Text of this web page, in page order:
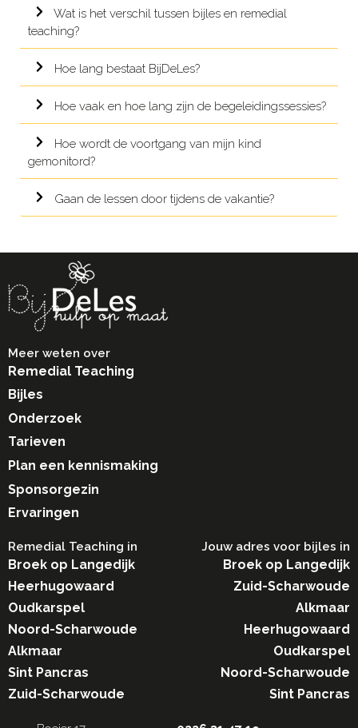
Wat is het verschil tussen bijles en remedial
teaching?
Hoe lang bestaat BijDeLes?
Hoe vaak en hoe lang zijn de begeleidingssessies?
Hoe wordt de voortgang van mijn kind
gemonitord?
Gaan de lessen door tijdens de vakantie?
Meer weten over
Remedial Teaching
Bijles
Onderzoek
Tarieven
Plan een kennismaking
Sponsorgezin
Ervaringen
Remedial Teaching in​
Broek op Langedijk
Heerhugowaard
Oudkarspel
Noord-Scharwoude
Alkmaar
Sint Pancras
Zuid-Scharwoude
Jouw adres voor bijles in
Broek op Langedijk
Zuid-Scharwoude
Alkmaar
Heerhugowaard
Oudkarspel
Noord-Scharwoude
Sint Pancras